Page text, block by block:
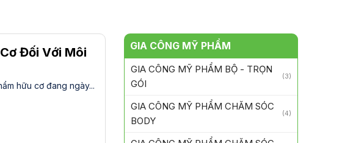
Đối Với Môi
hữu cơ đang ngày...
GIA CÔNG MỸ PHẨM
GIA CÔNG MỸ PHẨM BỘ - TRỌN
GÓI
(3)
GIA CÔNG MỸ PHẨM CHĂM SÓC
BODY
(4)